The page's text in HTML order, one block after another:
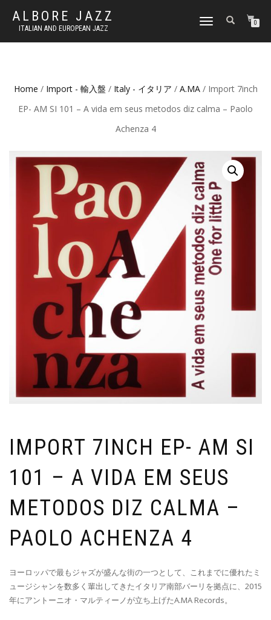
ALBORE JAZZ
ITALIAN AND EUROPEAN JAZZ
TOGGLE
0
Home / Import - 輸入盤 / Italy - イタリア / A.MA/ Import 7inch
EP- AM SI 101 – A vida em seus metodos diz calma – Paolo
Achenza 4
IMPORT 7INCH EP- AM SI
101 – A VIDA EM SEUS
METODOS DIZ CALMA –
PAOLO ACHENZA 4
ヨーロッパで最もジャズが盛んな街の一つとして、これまでに優れたミ
ュージシャンを数多く輩出してきたイタリア南部バーリを拠点に、2015
年にアントーニオ・マルティーノが立ち上げたA.MA Records。